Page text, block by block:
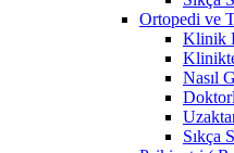
Ortopedi ve
Klinik
Nasıl
Sıkça